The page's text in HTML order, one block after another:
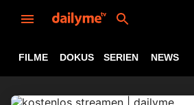
FILME DOKUS SERIEN NEWS